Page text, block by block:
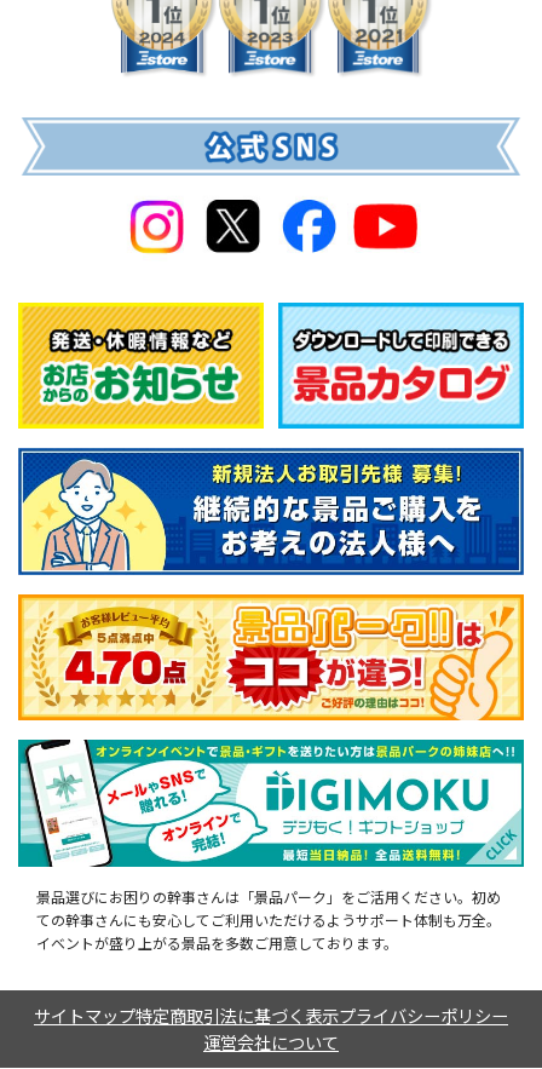
景品選びにお困りの幹事さんは「景品パーク」をご活用ください。初め
ての幹事さんにも安心してご利用いただけるようサポート体制も万全。
イベントが盛り上がる景品を多数ご用意しております。
サイトマップ特定商取引法に基づく表示プライバシーポリシー
運営会社について